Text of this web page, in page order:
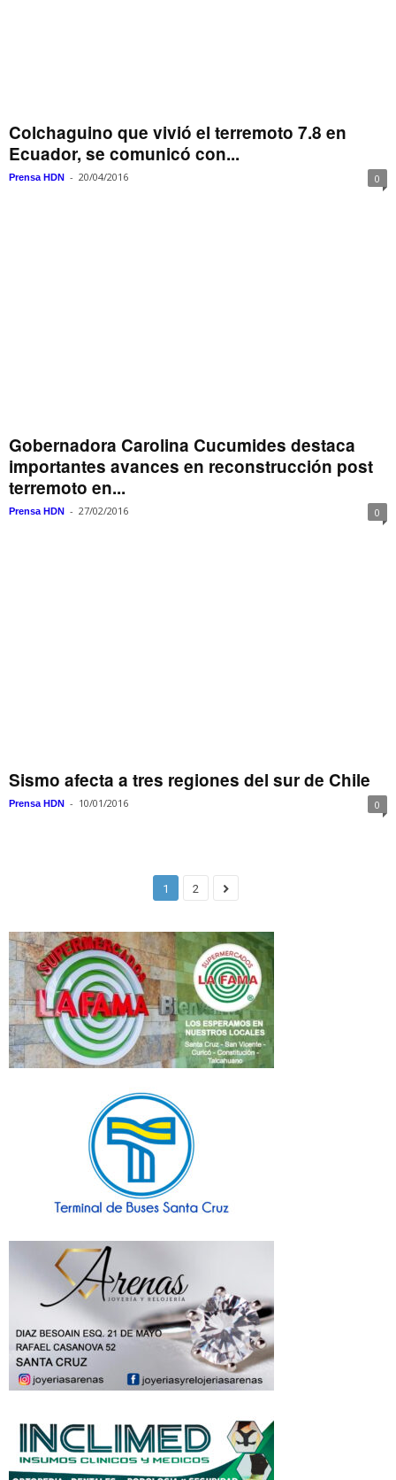
Colchaguino que vivió el terremoto 7.8 en
Ecuador, se comunicó con...
Prensa HDN - 20/04/2016 0
Gobernadora Carolina Cucumides destaca
importantes avances en reconstrucción post
terremoto en...
Prensa HDN - 27/02/2016 0
Sismo afecta a tres regiones del sur de Chile
Prensa HDN - 10/01/2016 0
1 2